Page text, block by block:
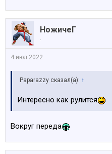
НожичеГ
.
4 июл 2022
Paparazzy сказал(а): ↑
Интересно как рулится
Вокруг переда